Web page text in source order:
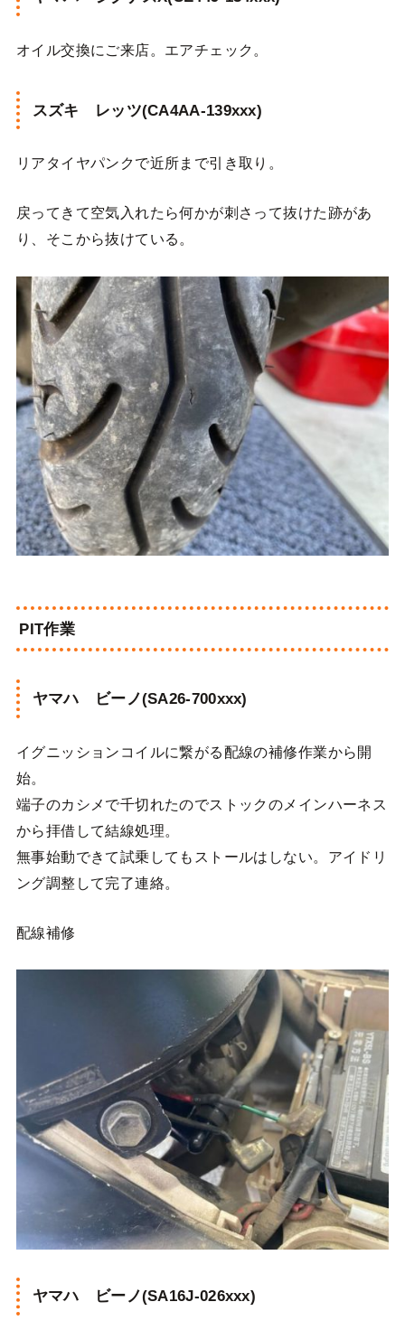
オイル交換にご来店。エアチェック。
スズキ レッツ(CA4AA-139xxx)
リアタイヤパンクで近所まで引き取り。
戻ってきて空気入れたら何かが刺さって抜けた跡があ
り、そこから抜けている。
PIT作業
ヤマハ ビーノ(SA26-700xxx)
イグニッションコイルに繋がる配線の補修作業から開
始。
端子のカシメで千切れたのでストックのメインハーネス
から拝借して結線処理。
無事始動できて試乗してもストールはしない。アイドリ
ング調整して完了連絡。
配線補修
ヤマハ ビーノ(SA16J-026xxx)